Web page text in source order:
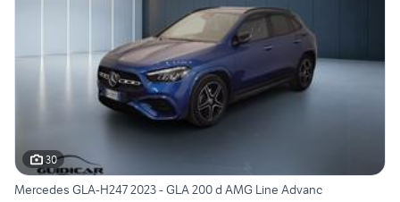
30
Mercedes GLA-H247 2023 - GLA 200 d AMG Line Advanc